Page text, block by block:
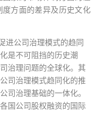
方面的差异及历史文化
进公司治理模式的趋同
是不可阻挡的历史潮
治理问题的全球化。其
司治理模式趋同化的推
司治理基础的一体化。
国公司股权融资的国际